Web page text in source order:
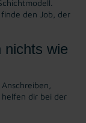
den Job, der
nichts wie
helfen dir bei der